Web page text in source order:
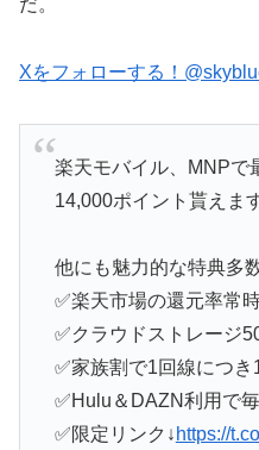
だ。
Xをフォローする！
楽天モバイル、MNPで
14,000ポイント貰えま
他にも魅力的な特典多
✅楽天市場の還元率常
✅クラウドストレージ
✅家族割で1回線につき
✅Hulu＆DAZN利用で
✅限定リンク↓ https://